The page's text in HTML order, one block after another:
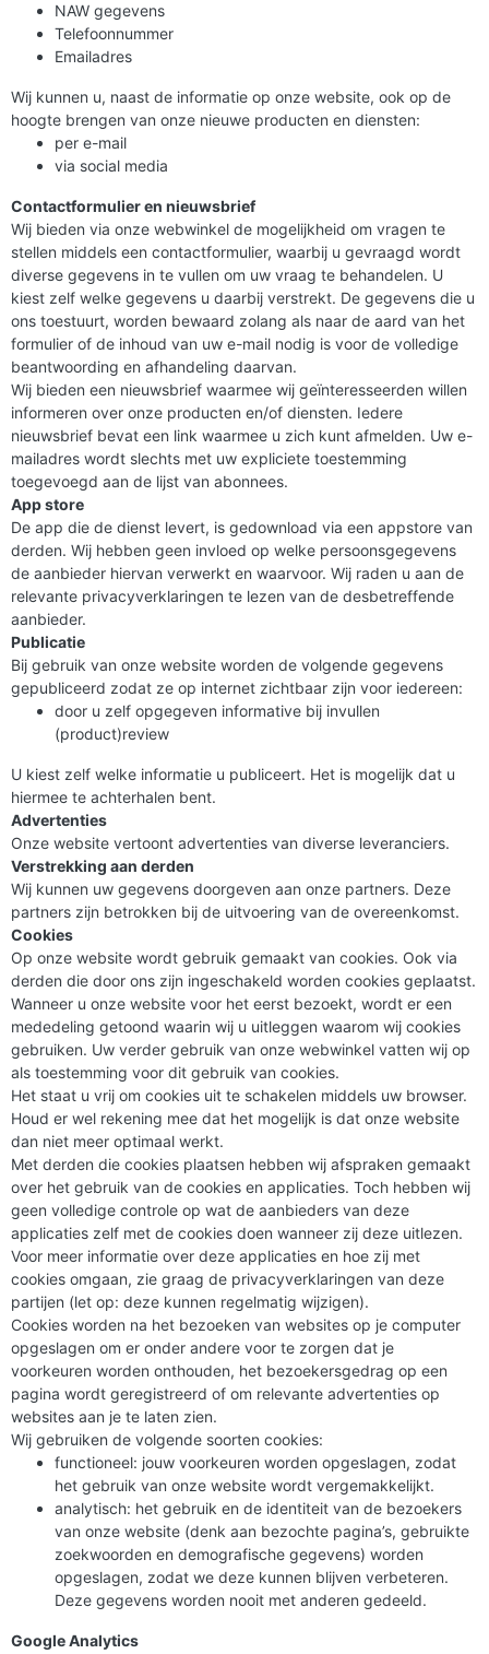
NAW gegevens
Telefoonnummer
Emailadres
Wij kunnen u, naast de informatie op onze website, ook op de
hoogte brengen van onze nieuwe producten en diensten:
per e-mail
via social media
Contactformulier en nieuwsbrief
Wij bieden via onze webwinkel de mogelijkheid om vragen te
stellen middels een contactformulier, waarbij u gevraagd wordt
diverse gegevens in te vullen om uw vraag te behandelen. U
kiest zelf welke gegevens u daarbij verstrekt. De gegevens die u
ons toestuurt, worden bewaard zolang als naar de aard van het
formulier of de inhoud van uw e-mail nodig is voor de volledige
beantwoording en afhandeling daarvan.
Wij bieden een nieuwsbrief waarmee wij geïnteresseerden willen
informeren over onze producten en/of diensten. Iedere
nieuwsbrief bevat een link waarmee u zich kunt afmelden. Uw e-
mailadres wordt slechts met uw expliciete toestemming
toegevoegd aan de lijst van abonnees.
App store
De app die de dienst levert, is gedownload via een appstore van
derden. Wij hebben geen invloed op welke persoonsgegevens
de aanbieder hiervan verwerkt en waarvoor. Wij raden u aan de
relevante privacyverklaringen te lezen van de desbetreffende
aanbieder.
Publicatie
Bij gebruik van onze website worden de volgende gegevens
gepubliceerd zodat ze op internet zichtbaar zijn voor iedereen:
door u zelf opgegeven informative bij invullen
(product)review
U kiest zelf welke informatie u publiceert. Het is mogelijk dat u
hiermee te achterhalen bent.
Advertenties
Onze website vertoont advertenties van diverse leveranciers.
Verstrekking aan derden
Wij kunnen uw gegevens doorgeven aan onze partners. Deze
partners zijn betrokken bij de uitvoering van de overeenkomst.
Cookies
Op onze website wordt gebruik gemaakt van cookies. Ook via
derden die door ons zijn ingeschakeld worden cookies geplaatst.
Wanneer u onze website voor het eerst bezoekt, wordt er een
mededeling getoond waarin wij u uitleggen waarom wij cookies
gebruiken. Uw verder gebruik van onze webwinkel vatten wij op
als toestemming voor dit gebruik van cookies.
Het staat u vrij om cookies uit te schakelen middels uw browser.
Houd er wel rekening mee dat het mogelijk is dat onze website
dan niet meer optimaal werkt.
Met derden die cookies plaatsen hebben wij afspraken gemaakt
over het gebruik van de cookies en applicaties. Toch hebben wij
geen volledige controle op wat de aanbieders van deze
applicaties zelf met de cookies doen wanneer zij deze uitlezen.
Voor meer informatie over deze applicaties en hoe zij met
cookies omgaan, zie graag de privacyverklaringen van deze
partijen (let op: deze kunnen regelmatig wijzigen).
Cookies worden na het bezoeken van websites op je computer
opgeslagen om er onder andere voor te zorgen dat je
voorkeuren worden onthouden, het bezoekersgedrag op een
pagina wordt geregistreerd of om relevante advertenties op
websites aan je te laten zien.
Wij gebruiken de volgende soorten cookies:
functioneel: jouw voorkeuren worden opgeslagen, zodat
het gebruik van onze website wordt vergemakkelijkt.
analytisch: het gebruik en de identiteit van de bezoekers
van onze website (denk aan bezochte pagina’s, gebruikte
zoekwoorden en demografische gegevens) worden
opgeslagen, zodat we deze kunnen blijven verbeteren.
Deze gegevens worden nooit met anderen gedeeld.
Google Analytics